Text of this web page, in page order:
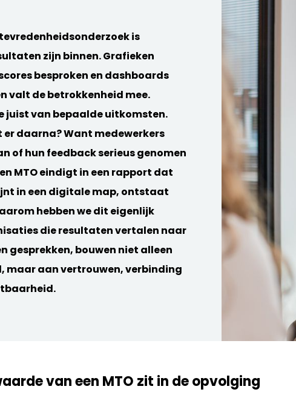
is
zijn binnen. Grafieken
besproken en dashboards
valt de betrokkenheid mee.
juist van bepaalde uitkomsten.
daarna? Want medewerkers
of hun feedback serieus genomen
MTO eindigt in een rapport dat
in een digitale map, ontstaat
hebben we dit eigenlijk
die resultaten vertalen naar
gesprekken, bouwen niet alleen
maar aan vertrouwen, verbinding
van een MTO zit in de opvolging